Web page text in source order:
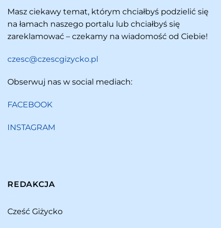
Masz ciekawy temat, którym chciałbyś podzielić się
na łamach naszego portalu lub chciałbyś się
zareklamować – czekamy na wiadomość od Ciebie!
czesc@czescgizycko.pl
Obserwuj nas w social mediach:
FACEBOOK
INSTAGRAM
REDAKCJA
Cześć Giżycko